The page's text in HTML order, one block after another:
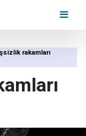
rakamları